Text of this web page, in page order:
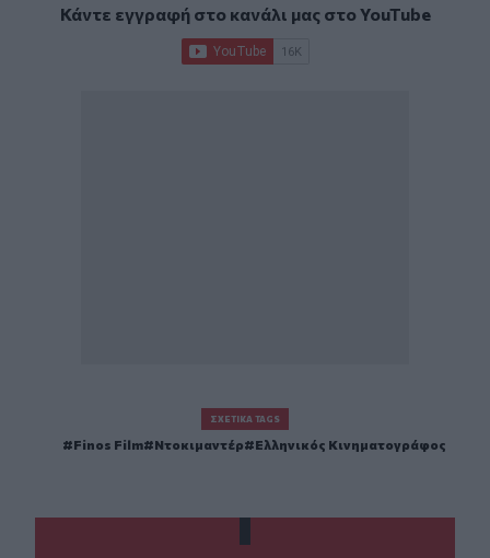
Κάντε εγγραφή στο κανάλι μας στοYouTube
ΣΧΕΤΙΚΆ TAGS
Finos Film Ντοκιμαντέρ Ελληνικός Κινηματογράφος